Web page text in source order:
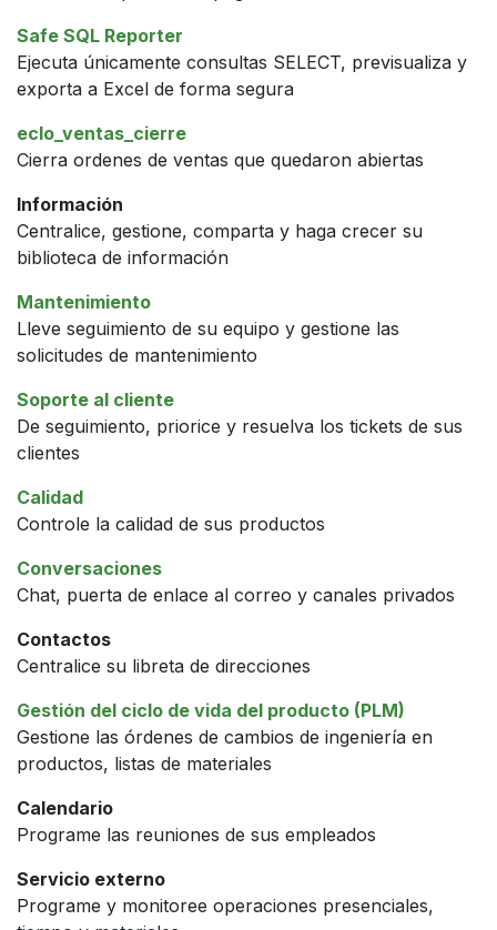
Safe SQL Reporter
Ejecuta únicamente consultas SELECT, previsualiza y
exporta a Excel de forma segura
eclo_ventas_cierre
Cierra ordenes de ventas que quedaron abiertas
Información
Centralice, gestione, comparta y haga crecer su
biblioteca de información
Mantenimiento
Lleve seguimiento de su equipo y gestione las
solicitudes de mantenimiento
Soporte al cliente
De seguimiento, priorice y resuelva los tickets de sus
clientes
Calidad
Controle la calidad de sus productos
Conversaciones
Chat, puerta de enlace al correo y canales privados
Contactos
Centralice su libreta de direcciones
Gestión del ciclo de vida del producto (PLM)
Gestione las órdenes de cambios de ingeniería en
productos, listas de materiales
Calendario
Programe las reuniones de sus empleados
Servicio externo
Programe y monitoree operaciones presenciales,